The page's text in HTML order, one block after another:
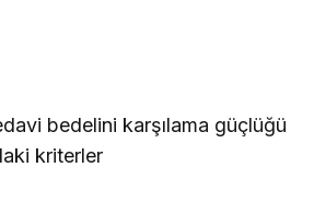
bedelini karşılama güçlüğü
kriterler